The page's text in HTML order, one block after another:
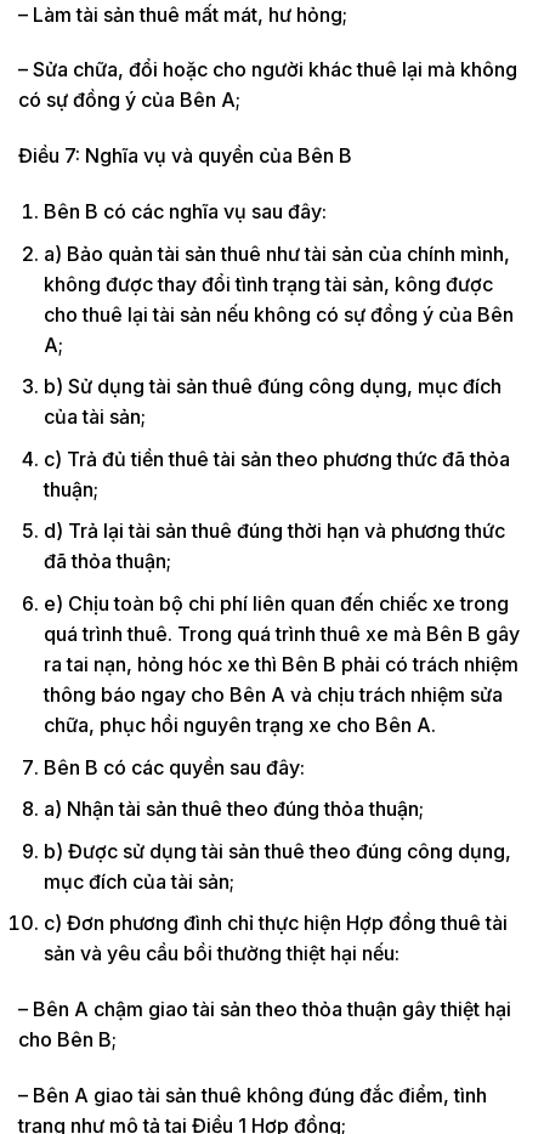
– Làm tài sản thuê mất mát, hư hỏng;
– Sửa chữa, đổi hoặc cho người khác thuê lại mà không
có sự đồng ý của Bên A;
Điều 7: Nghĩa vụ và quyền của Bên B
Bên B có các nghĩa vụ sau đây:
a) Bảo quản tài sản thuê như tài sản của chính mình,
không được thay đổi tình trạng tài sản, kông được
cho thuê lại tài sản nếu không có sự đồng ý của Bên
A;
b) Sử dụng tài sản thuê đúng công dụng, mục đích
của tài sản;
c) Trả đủ tiền thuê tài sản theo phương thức đã thỏa
thuận;
d) Trả lại tài sản thuê đúng thời hạn và phương thức
đã thỏa thuận;
e) Chịu toàn bộ chi phí liên quan đến chiếc xe trong
quá trình thuê. Trong quá trình thuê xe mà Bên B gây
ra tai nạn, hỏng hóc xe thì Bên B phải có trách nhiệm
thông báo ngay cho Bên A và chịu trách nhiệm sửa
chữa, phục hồi nguyên trạng xe cho Bên A.
Bên B có các quyền sau đây:
a) Nhận tài sản thuê theo đúng thỏa thuận;
b) Được sử dụng tài sản thuê theo đúng công dụng,
mục đích của tài sản;
c) Đơn phương đình chỉ thực hiện Hợp đồng thuê tài
sản và yêu cầu bồi thường thiệt hại nếu:
– Bên A chậm giao tài sản theo thỏa thuận gây thiệt hại
cho Bên B;
– Bên A giao tài sản thuê không đúng đắc điểm, tình
trạng như mô tả tại Điều 1 Hợp đồng;